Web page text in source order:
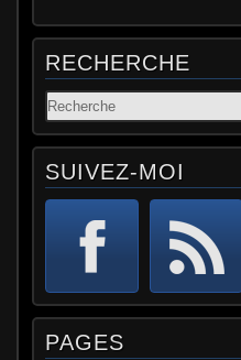
RECHERCHE
SUIVEZ-MOI
PAGES